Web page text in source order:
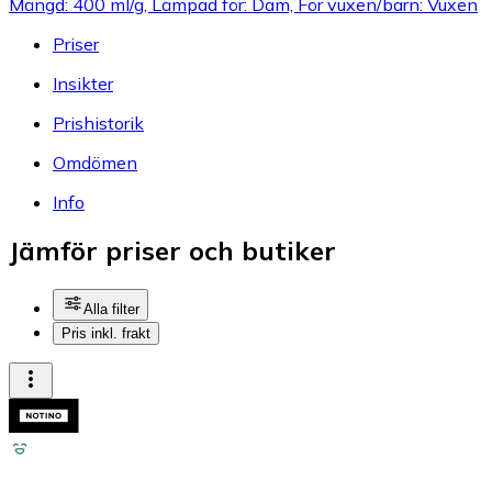
Priser
Insikter
Prishistorik
Omdömen
Info
Jämför priser och butiker
Alla filter
Pris inkl. frakt